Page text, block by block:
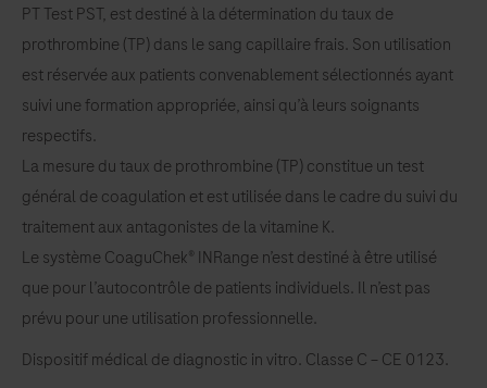
et
approfondissez
vos
connaissances
sur
les
méthodes
diagnostiques
qui
font
progresser
la
PT Test PST, est destiné à la détermination du taux de
prothrombine (TP) dans le sang capillaire frais. Son utilisation
est réservée aux patients convenablement sélectionnés ayant
suivi une formation appropriée, ainsi qu’à leurs soignants
respectifs.
La mesure du taux de prothrombine (TP) constitue un test
général de coagulation et est utilisée dans le cadre du suivi du
traitement aux antagonistes de la vitamine K.
Le système CoaguChek® INRange n’est destiné à être utilisé
que pour l’autocontrôle de patients individuels. Il n’est pas
prévu pour une utilisation professionnelle.
Dispositif médical de diagnostic in vitro. Classe C – CE 0123.